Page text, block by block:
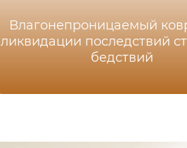
Влагонепроницаемый
ликвидации последствий
бедствий